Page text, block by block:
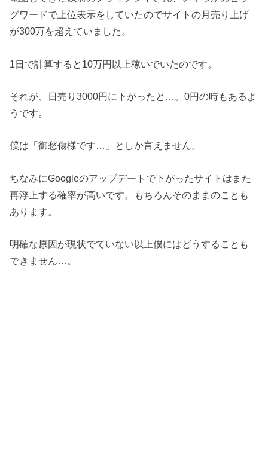
グワードで上位表示をしていたのでサイトの月売り上げ
が300万を超えていました。
1日で計算すると10万円以上稼いでいたのです。
それが、日売り3000円に下がったと…。0円の時もあるよ
うです。
僕は「御愁傷様です…」としか言えません。
ちなみにGoogleのアップデートで下がったサイトはまた
再浮上する確率が高いです。もちろんそのままのことも
あります。
明確な原因が現状でていない以上僕にはどうすることも
できません…。